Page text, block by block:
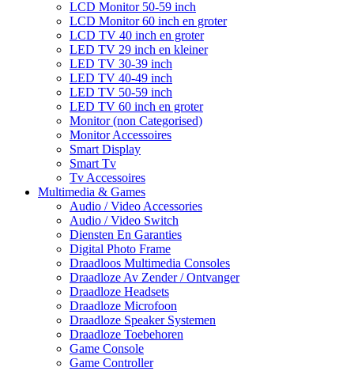
LCD Monitor 50-59 inch
LCD Monitor 60 inch en groter
LCD TV 40 inch en groter
LED TV 29 inch en kleiner
LED TV 30-39 inch
LED TV 40-49 inch
LED TV 50-59 inch
LED TV 60 inch en groter
Monitor (non Categorised)
Monitor Accessoires
Smart Display
Smart Tv
Tv Accessoires
Multimedia & Games
Audio / Video Accessories
Audio / Video Switch
Diensten En Garanties
Digital Photo Frame
Draadloos Multimedia Consoles
Draadloze Av Zender / Ontvanger
Draadloze Headsets
Draadloze Microfoon
Draadloze Speaker Systemen
Draadloze Toebehoren
Game Console
Game Controller